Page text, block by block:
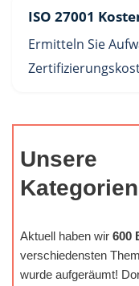
ISO 27001
Ermitteln Sie
Unsere
Kategorien
Aktuell haben wir 600
verschiedensten
wurde aufgeräumt!